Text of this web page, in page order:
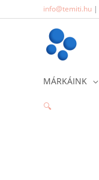
to
info@temiti.hu |
MÁRKÁINK
🔍